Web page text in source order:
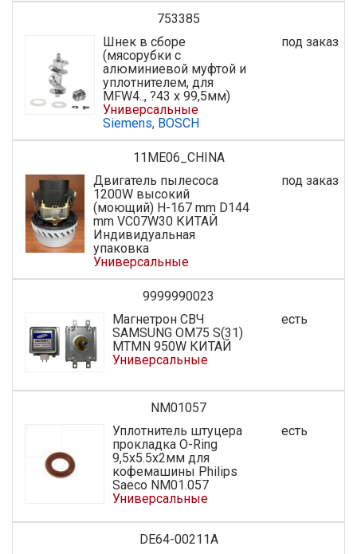
753385
Шнек в сборе
(мясорубки с
алюминиевой муфтой и
уплотнителем, для
MFW4.., ?43 x 99,5мм)
Универсальные
Siemens, BOSCH
под заказ
11ME06_CHINA
Двигатель пылесоса
1200W высокий
(моющий) H-167 mm D144
mm VC07W30 КИТАЙ
Индивидуальная
упаковка
Универсальные
под заказ
9999990023
Магнетрон СВЧ
SAMSUNG OM75 S(31)
MTMN 950W КИТАЙ
Универсальные
есть
NM01057
Уплотнитель штуцера
прокладка O-Ring
9,5x5.5x2мм для
кофемашины Philips
Saeco NM01.057
Универсальные
есть
DE64-00211A